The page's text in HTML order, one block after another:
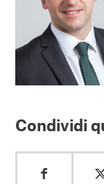
Condividi